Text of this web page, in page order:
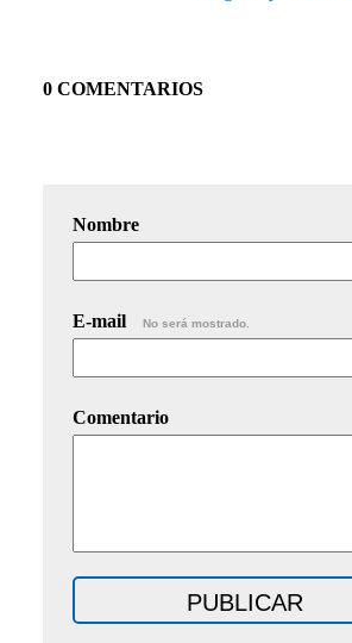
0 COMENTARIOS
Nombre
E-mail No será mostrado.
Comentario